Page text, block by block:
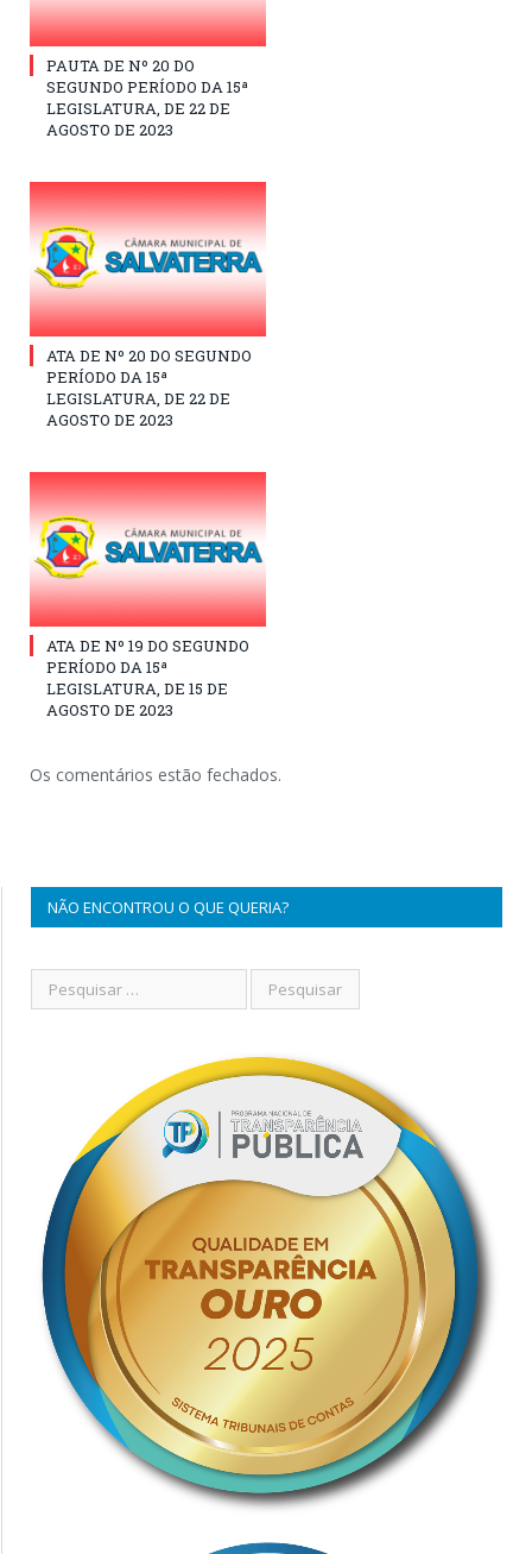
PAUTA DE Nº 20 DO
SEGUNDO PERÍODO DA 15ª
LEGISLATURA, DE 22 DE
AGOSTO DE 2023
ATA DE Nº 20 DO SEGUNDO
PERÍODO DA 15ª
LEGISLATURA, DE 22 DE
AGOSTO DE 2023
ATA DE Nº 19 DO SEGUNDO
PERÍODO DA 15ª
LEGISLATURA, DE 15 DE
AGOSTO DE 2023
Os comentários estão fechados.
NÃO ENCONTROU O QUE QUERIA?